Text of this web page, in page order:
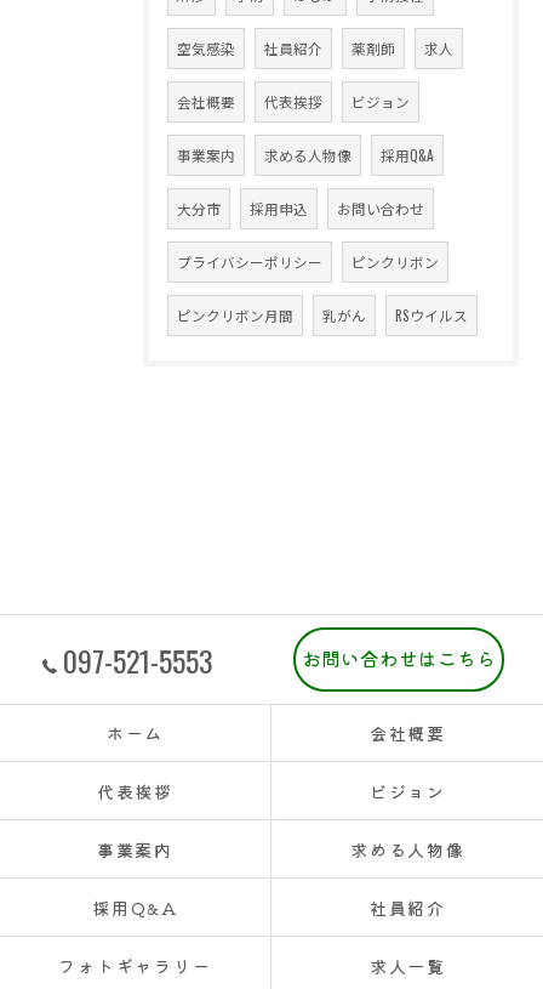
空気感染 社員紹介 薬剤師 求人
会社概要 代表挨拶 ビジョン
事業案内 求める人物像 採用Q&A
大分市 採用申込 お問い合わせ
プライバシーポリシー ピンクリボン
ピンクリボン月間 乳がん RSウイルス
097-521-5553 お問い合わせはこちら
ホーム 会社概要
代表挨拶 ビジョン
事業案内 求める人物像
採用Q&A 社員紹介
フォトギャラリー 求人一覧